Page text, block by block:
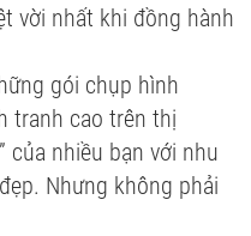
vời nhất khi đồng hành
gói chụp hình
tranh cao trên thị
của nhiều bạn với nhu
Nhưng không phải